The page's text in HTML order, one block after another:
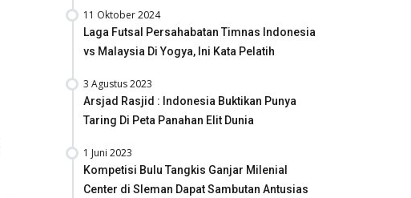
11 Oktober 2024
Laga Futsal Persahabatan Timnas Indonesia
vs Malaysia Di Yogya, Ini Kata Pelatih
3 Agustus 2023
Arsjad Rasjid : Indonesia Buktikan Punya
Taring Di Peta Panahan Elit Dunia
1 Juni 2023
Kompetisi Bulu Tangkis Ganjar Milenial
Center di Sleman Dapat Sambutan Antusias